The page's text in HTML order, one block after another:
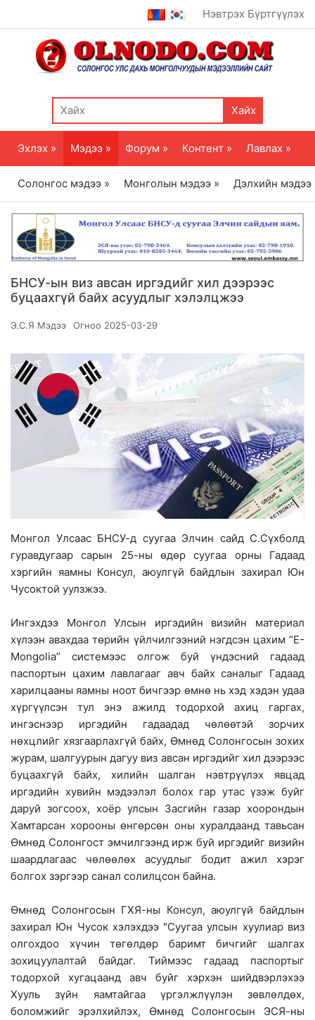
Нэвтрэх Бүртгүүлэх
Хайх
Эхлэх » Мэдээ » Форум » Контент » Лавлах »
Солонгос мэдээ » Монголын мэдээ » Дэлхийн мэдээ
БНСУ-ын виз авсан иргэдийг хил дээрээс
буцаахгүй байх асуудлыг хэлэлцжээ
Э.С.Я Мэдээ Огноо 2025-03-29
Монгол Улсаас БНСУ-д суугаа Элчин сайд С.Сүхболд
гуравдугаар сарын 25-ны өдөр суугаа орны Гадаад
хэргийн яамны Консул, аюулгүй байдлын захирал Юн
Чусоктой уулзжээ.
Ингэхдээ Монгол Улсын иргэдийн визийн материал
хүлээн авахдаа төрийн үйлчилгээний нэгдсэн цахим “E-
Mongolia” системээс олгож буй үндэсний гадаад
паспортын цахим лавлагааг авч байх саналыг Гадаад
харилцааны яамны ноот бичгээр өмнө нь хэд хэдэн удаа
хүргүүлсэн тул энэ ажилд тодорхой ахиц гаргах,
ингэснээр иргэдийн гадаадад чөлөөтэй зорчих
нөхцлийг хязгаарлахгүй байх, Өмнөд Солонгосын зохих
журам, шалгуурын дагуу виз авсан иргэдийг хил дээрээс
буцаахгүй байх, хилийн шалган нэвтрүүлэх явцад
иргэдийн хувийн мэдээлэл болох гар утас үзэж буйг
даруй зогсоох, хоёр улсын Засгийн газар хоорондын
Хамтарсан хорооны өнгөрсөн оны хуралдаанд тавьсан
Өмнөд Солонгост эмчилгээнд ирж буй иргэдийг визийн
шаардлагаас чөлөөлөх асуудлыг бодит ажил хэрэг
болгох зэргээр санал солилцсон байна.
Өмнөд Солонгосын ГХЯ-ны Консул, аюулгүй байдлын
захирал Юн Чусок хэлэхдээ "Суугаа улсын хуулиар виз
олгохдоо хүчин төгөлдөр баримт бичгийг шалгах
зохицуулалтай байдаг. Тиймээс гадаад паспортыг
тодорхой хугацаанд авч буйг хэрхэн шийдвэрлэхээ
Хууль зүйн яамтайгаа үргэлжлүүлэн зөвлөлдөх,
боломжийг эрэлхийлэх, Өмнөд Солонгосын ЭСЯ-ны